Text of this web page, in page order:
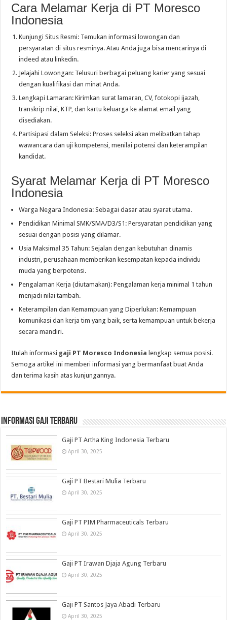
Cara Melamar Kerja di PT Moresco
Indonesia
Kunjungi Situs Resmi: Temukan informasi lowongan dan
persyaratan di situs resminya. Atau Anda juga bisa mencarinya di
indeed atau linkedin.
Jelajahi Lowongan: Telusuri berbagai peluang karier yang sesuai
dengan kualifikasi dan minat Anda.
Lengkapi Lamaran: Kirimkan surat lamaran, CV, fotokopi ijazah,
transkrip nilai, KTP, dan kartu keluarga ke alamat email yang
disediakan.
Partisipasi dalam Seleksi: Proses seleksi akan melibatkan tahap
wawancara dan uji kompetensi, menilai potensi dan keterampilan
kandidat.
Syarat Melamar Kerja di PT Moresco
Indonesia
Warga Negara Indonesia: Sebagai dasar atau syarat utama.
Pendidikan Minimal SMK/SMA/D3/S1: Persyaratan pendidikan yang
sesuai dengan posisi yang dilamar.
Usia Maksimal 35 Tahun: Sejalan dengan kebutuhan dinamis
industri, perusahaan memberikan kesempatan kepada individu
muda yang berpotensi.
Pengalaman Kerja (diutamakan): Pengalaman kerja minimal 1 tahun
menjadi nilai tambah.
Keterampilan dan Kemampuan yang Diperlukan: Kemampuan
komunikasi dan kerja tim yang baik, serta kemampuan untuk bekerja
secara mandiri.
Itulah informasi gaji PT Moresco Indonesia lengkap semua posisi.
Semoga artikel ini memberi informasi yang bermanfaat buat Anda
dan terima kasih atas kunjungannya.
informasi gaji terbaru
Gaji PT Artha King Indonesia Terbaru
April 30, 2025
Gaji PT Bestari Mulia Terbaru
April 30, 2025
Gaji PT PIM Pharmaceuticals Terbaru
April 30, 2025
Gaji PT Irawan Djaja Agung Terbaru
April 30, 2025
Gaji PT Santos Jaya Abadi Terbaru
April 30, 2025